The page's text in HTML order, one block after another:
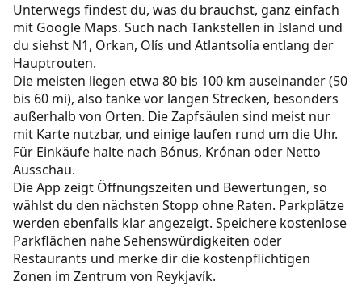
Unterwegs findest du, was du brauchst, ganz einfach
mit Google Maps. Such nach Tankstellen in Island und
du siehst N1, Orkan, Olís und Atlantsolía entlang der
Hauptrouten.
Die meisten liegen etwa 80 bis 100 km auseinander (50
bis 60 mi), also tanke vor langen Strecken, besonders
außerhalb von Orten. Die Zapfsäulen sind meist nur
mit Karte nutzbar, und einige laufen rund um die Uhr.
Für Einkäufe halte nach Bónus, Krónan oder Netto
Ausschau.
Die App zeigt Öffnungszeiten und Bewertungen, so
wählst du den nächsten Stopp ohne Raten. Parkplätze
werden ebenfalls klar angezeigt. Speichere kostenlose
Parkflächen nahe Sehenswürdigkeiten oder
Restaurants und merke dir die kostenpflichtigen
Zonen im Zentrum von Reykjavík.